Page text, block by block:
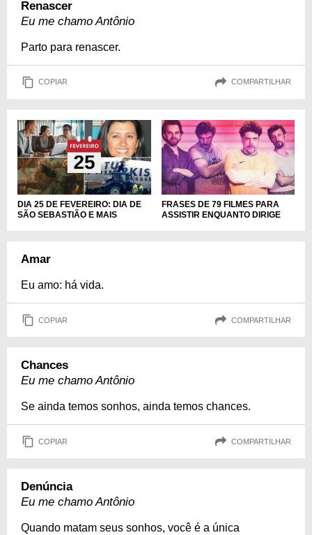
Renascer
Eu me chamo Antônio
Parto para renascer.
COPIAR COMPARTILHAR
DIA 25 DE FEVEREIRO: DIA DE
SÃO SEBASTIÃO E MAIS
FRASES DE 79 FILMES PARA
ASSISTIR ENQUANTO DIRIGE
Amar
Eu amo: há vida.
COPIAR COMPARTILHAR
Chances
Eu me chamo Antônio
Se ainda temos sonhos, ainda temos chances.
COPIAR COMPARTILHAR
Denúncia
Eu me chamo Antônio
Quando matam seus sonhos, você é a única